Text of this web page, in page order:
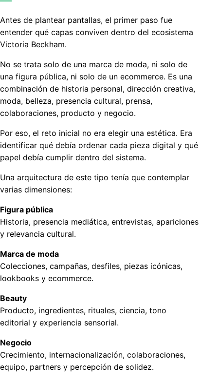
Antes de plantear pantallas, el primer paso fue
entender qué capas conviven dentro del ecosistema
Victoria Beckham.
No se trata solo de una marca de moda, ni solo de
una figura pública, ni solo de un ecommerce. Es una
combinación de historia personal, dirección creativa,
moda, belleza, presencia cultural, prensa,
colaboraciones, producto y negocio.
Por eso, el reto inicial no era elegir una estética. Era
identificar qué debía ordenar cada pieza digital y qué
papel debía cumplir dentro del sistema.
Una arquitectura de este tipo tenía que contemplar
varias dimensiones:
Figura pública
Historia, presencia mediática, entrevistas, apariciones
y relevancia cultural.
Marca de moda
Colecciones, campañas, desfiles, piezas icónicas,
lookbooks y ecommerce.
Beauty
Producto, ingredientes, rituales, ciencia, tono
editorial y experiencia sensorial.
Negocio
Crecimiento, internacionalización, colaboraciones,
equipo, partners y percepción de solidez.